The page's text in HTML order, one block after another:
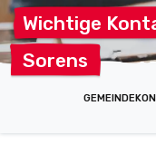
Wichtige
Sorens